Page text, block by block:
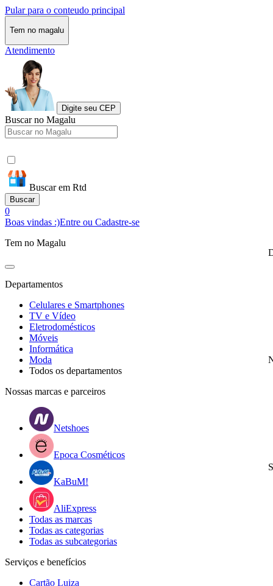
Pular para o conteudo principal
Tem no magalu
Atendimento
Digite seu CEP
Buscar no Magalu
Buscar em Rtd
Buscar
0
Boas vindas :)Entre ou Cadastre-se
Tem no Magalu
Departamentos
Celulares e Smartphones
TV e Vídeo
Eletrodomésticos
Móveis
Informática
Moda
Todos os departamentos
Nossas marcas e parceiros
Netshoes
Epoca Cosméticos
KaBuM!
AliExpress
Todas as marcas
Todas as categorias
Todas as subcategorias
Serviços e benefícios
Cartão Luiza